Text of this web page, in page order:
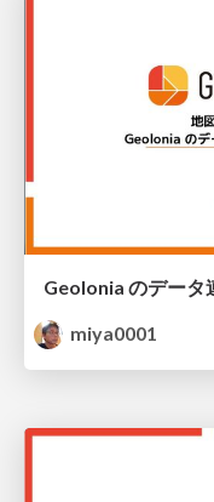
Geolonia のデータ
miya0001